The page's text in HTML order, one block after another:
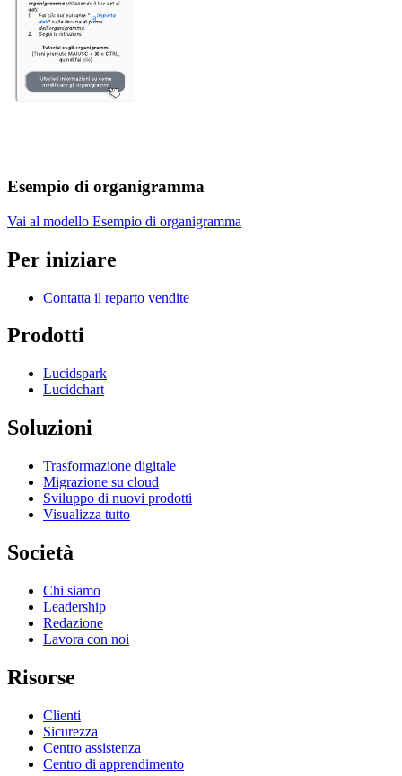
Esempio di organigramma
Vai al modello Esempio di organigramma
Per iniziare
Contatta il reparto vendite
Prodotti
Lucidspark
Lucidchart
Soluzioni
Trasformazione digitale
Migrazione su cloud
Sviluppo di nuovi prodotti
Visualizza tutto
Società
Chi siamo
Leadership
Redazione
Lavora con noi
Risorse
Clienti
Sicurezza
Centro assistenza
Centro di apprendimento